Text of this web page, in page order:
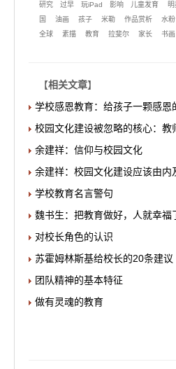
研究 过早 玩iPad 影响 儿童发育
国
油画 孩子 米勒 作品赏析 水粉
全球
素描 教育 拉斐尔 家长 书画
【相关文章】
学校感恩教育：给孩子一颗感恩
校园文化建设被忽略的核心：教
余建祥：信仰与校园文化
余建祥：校园文化建设应该由内
学校教育名言警句
魏书生：把教育做好，人就幸福
对校长角色的认识
苏霍姆林斯基给校长的20条建议
团队精神的基本特征
做有灵魂的教育